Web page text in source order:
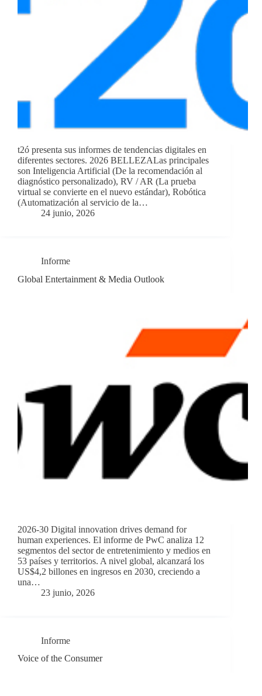
t2ó presenta sus informes de tendencias digitales en
diferentes sectores. 2026 BELLEZALas principales
son Inteligencia Artificial (De la recomendación al
diagnóstico personalizado), RV / AR (La prueba
virtual se convierte en el nuevo estándar), Robótica
(Automatización al servicio de la…
24 junio, 2026
Informe
Global Entertainment & Media Outlook
2026-30 Digital innovation drives demand for
human experiences. El informe de PwC analiza 12
segmentos del sector de entretenimiento y medios en
53 países y territorios. A nivel global, alcanzará los
US$4,2 billones en ingresos en 2030, creciendo a
una…
23 junio, 2026
Informe
Voice of the Consumer